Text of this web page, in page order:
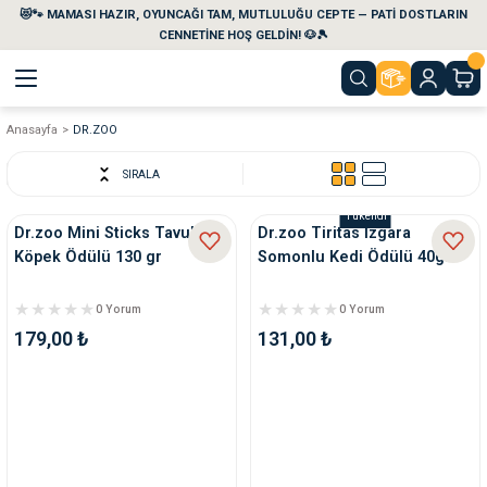
😻🐾 MAMASI HAZIR, OYUNCAĞI TAM, MUTLULUĞU CEPTE — PATİ DOSTLARIN
CENNETİNE HOŞ GELDİN! 🐶🎾
Geri Dön
Geri Dön
Temizlik Ürünleri
Geri Dön
Geri Dön
Geri Dön
Geri Dön
Anasayfa DR.ZOO
SIRALA
Dr.zoo Mini Sticks Tavuklu
Köpek Ödülü 130 gr
0 Yorum
179,00 ₺
Tükendi
Dr.zoo Tiritas Izgara
Somonlu Kedi Ödülü 40gr
0 Yorum
131,00 ₺